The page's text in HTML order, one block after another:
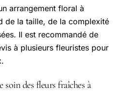
arrangement floral à
de la taille, de la complexité
Il est recommandé de
à plusieurs fleuristes pour
des fleurs fraîches à